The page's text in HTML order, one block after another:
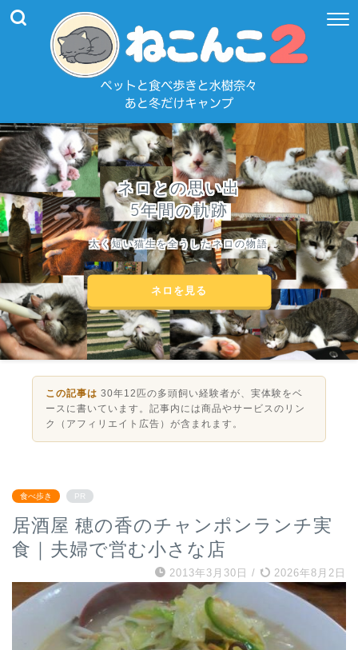
ネロとの思い出
5年間の軌跡
太く短い猫生を全うしたネロの物語
ネロを見る
この記事は 30年12匹の多頭飼い経験者が、実体験をベ
ースに書いています。記事内には商品やサービスのリン
ク（アフィリエイト広告）が含まれます。
食べ歩き PR
居酒屋 穂の香のチャンポンランチ実
食｜夫婦で営む小さな店
2013年3月30日 / 2026年8月2日